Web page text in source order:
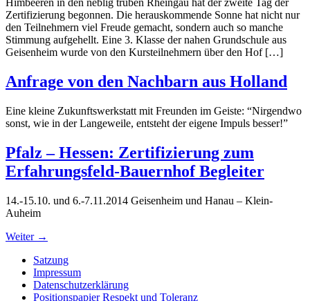
Himbeeren in den neblig trüben Rheingau hat der zweite Tag der
Zertifizierung begonnen. Die herauskommende Sonne hat nicht nur
den Teilnehmern viel Freude gemacht, sondern auch so manche
Stimmung aufgehellt. Eine 3. Klasse der nahen Grundschule aus
Geisenheim wurde von den Kursteilnehmern über den Hof […]
Anfrage von den Nachbarn aus Holland
Eine kleine Zukunftswerkstatt mit Freunden im Geiste: “Nirgendwo
sonst, wie in der Langeweile, entsteht der eigene Impuls besser!”
Pfalz – Hessen: Zertifizierung zum
Erfahrungsfeld-Bauernhof Begleiter
14.-15.10. und 6.-7.11.2014 Geisenheim und Hanau – Klein-
Auheim
Weiter →
Satzung
Impressum
Datenschutzerklärung
Positionspapier Respekt und Toleranz